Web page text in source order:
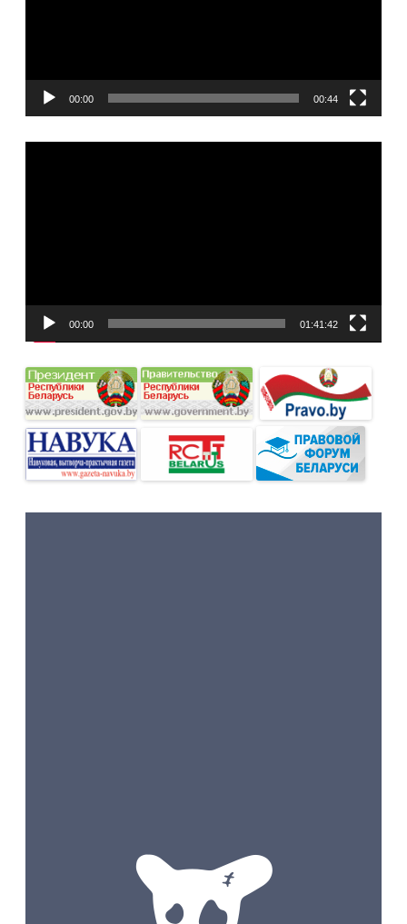
00:00 00:44
Видеоплеер
00:00 01:41:42